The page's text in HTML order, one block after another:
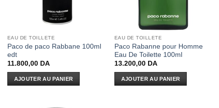
EAU DE TOILLETE
Paco de paco Rabbane 100ml
edt
11.800,00 DA
AJOUTER AU PANIER
EAU DE TOILLETE
Paco Rabanne pour Homme
Eau De Toilette 100ml
13.200,00 DA
AJOUTER AU PANIER